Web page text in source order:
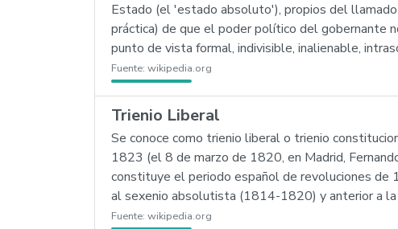
Estado (el 'estado absoluto'), propios del
práctica) de que el poder político del gobernante
punto de vista formal, indivisible, inalienable,
Fuente: wikipedia.org
Trienio Liberal
Se conoce como trienio liberal o trienio
1823 (el 8 de marzo de 1820, en Madrid,
constituye el periodo español de revoluciones de
al sexenio absolutista (1814-1820) y anterior a
Fuente: wikipedia.org